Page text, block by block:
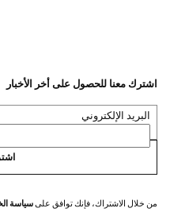
اشترك معنا للحصول على أخر الأخبار
البريد الإلكتروني
من خلال الاشتراك، فإنك توافق علىسياسة